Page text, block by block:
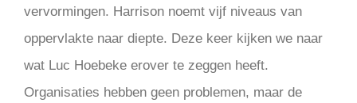
vervormingen. Harrison noemt vijf niveaus van
oppervlakte naar diepte. Deze keer kijken we naar
wat Luc Hoebeke erover te zeggen heeft.
Organisaties hebben geen problemen, maar de